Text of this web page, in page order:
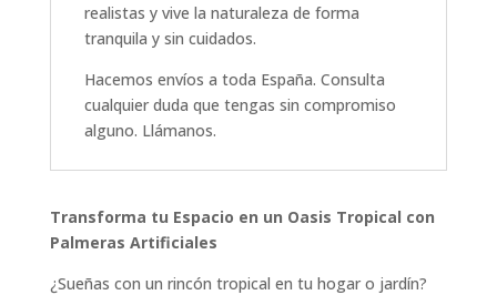
realistas y vive la naturaleza de forma
tranquila y sin cuidados.
Hacemos envíos a toda España. Consulta
cualquier duda que tengas sin compromiso
alguno. Llámanos.
Transforma tu Espacio en un Oasis Tropical con
Palmeras Artificiales
¿Sueñas con un rincón tropical en tu hogar o jardín?